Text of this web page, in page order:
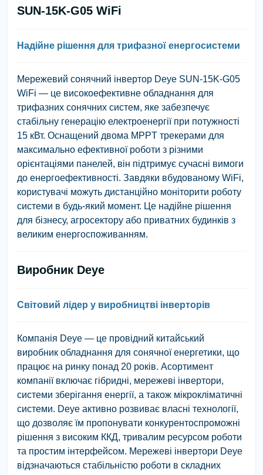
SUN-15K-G05 WiFi
Надійне рішення для трифазної енергосистеми
Мережевий сонячний інвертор Deye SUN-15K-G05
WiFi — це високоефективне обладнання для
трифазних сонячних систем, яке забезпечує
стабільну генерацію електроенергії при потужності
15 кВт. Оснащений двома MPPT трекерами для
максимально ефективної роботи з різними
орієнтаціями панелей, він підтримує сучасні вимоги
до енергоефективності. Завдяки вбудованому WiFi,
користувачі можуть дистанційно моніторити роботу
системи в будь-який момент. Це надійне рішення
для бізнесу, агросектору або приватних будинків з
великим енергоспоживанням.
Виробник Deye
Світовий лідер у виробництві інверторів
Компанія Deye — це провідний китайський
виробник обладнання для сонячної енергетики, що
працює на ринку понад 20 років. Асортимент
компанії включає гібридні, мережеві інвертори,
системи зберігання енергії, а також мікрокліматичні
системи. Deye активно розвиває власні технології,
що дозволяє їм пропонувати конкурентоспроможні
рішення з високим ККД, тривалим ресурсом роботи
та простим інтерфейсом. Мережеві інвертори Deye
відзначаються стабільністю роботи в складних